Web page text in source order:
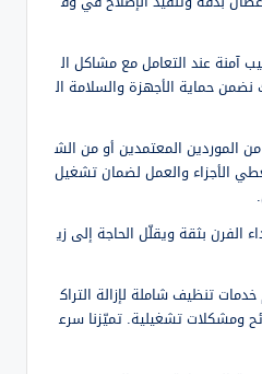
آمنة عند التعامل مع مشاكل ال
نضمن حماية الأجهزة والسلامة ال
الموردين المعتمدين أو من الش
الأجزاء والعمل لضمان تشغيل
بثقة ويقلّل الحاجة إلى زي
تنظيف شاملة لإزالة التراك
ومشكلات تشغيلية. تميّزنا سرع